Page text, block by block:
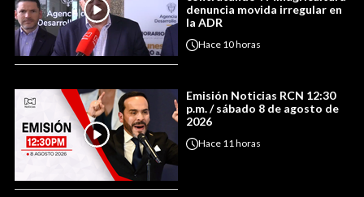
denuncia movida irregular en
la ADR
Hace 10 horas
Emisión Noticias RCN 12:30
p.m. / sábado 8 de agosto de
2026
Hace 11 horas